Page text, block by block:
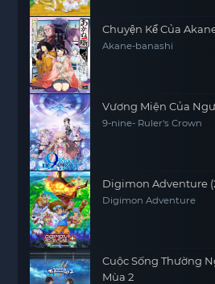
Chuyện Kể Của
Akane-banashi
Vương Miện Của
9-nine- Ruler's Crown
Digimon Adventure
Digimon Adventure
Cuộc Sống Thường
Mùa 2